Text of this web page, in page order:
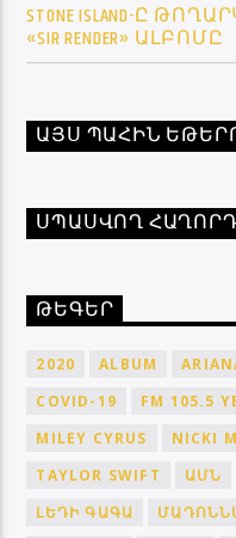
STONE ISLAND-Ը
«SIR RENDER» ԱԼԲՈՄԸ
ԱՅՍ ՊԱՀԻՆ
ՍՊԱՍՎՈՂ
ԹԵԳԵՐ
2020 ALBUM
COVID-19
FM 105.5
MILEY CYRUS
NICKI
TAYLOR SWIFT
ԱՄՆ
ԼԵԴԻ ԳԱԳԱ